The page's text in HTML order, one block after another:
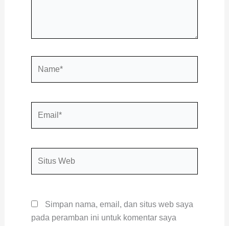
Simpan nama, email, dan situs web saya
pada peramban ini untuk komentar saya